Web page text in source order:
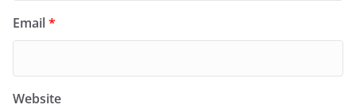
Email*
Website